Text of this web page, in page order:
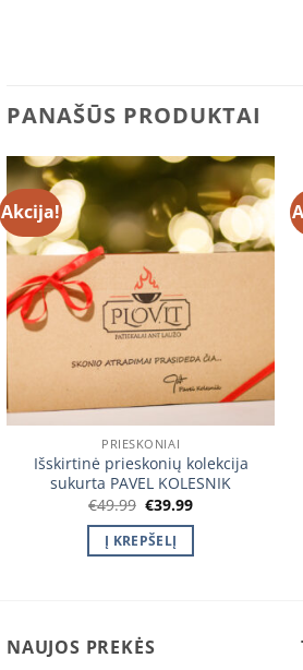
PANAŠŪS PRODUKTAI
Akcija!
Įtraukti
į norų
sąrašą
PRIESKONIAI
Išskirtinė prieskonių kolekcija
sukurta PAVEL KOLESNIK
€49.99 Original
was:
€49.99.
€39.99Current
Į KREPŠELĮ
NAUJOS PREKĖS